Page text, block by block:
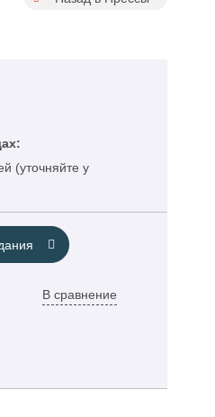
(уточняйте у
В сравнение